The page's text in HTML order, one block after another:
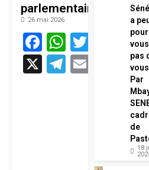
parlementaire
26 mai 2026
Facebook
X
Email
a
pour
pas
Par
de
18